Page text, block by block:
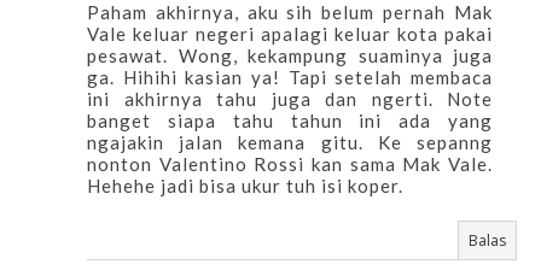
Paham akhirnya, aku sih belum pernah Mak
Vale keluar negeri apalagi keluar kota pakai
pesawat. Wong, kekampung suaminya juga
ga. Hihihi kasian ya! Tapi setelah membaca
ini akhirnya tahu juga dan ngerti. Note
banget siapa tahu tahun ini ada yang
ngajakin jalan kemana gitu. Ke sepanng
nonton Valentino Rossi kan sama Mak Vale.
Hehehe jadi bisa ukur tuh isi koper.
Balas